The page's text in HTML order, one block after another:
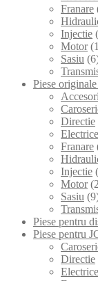
Franare
Injectie
Motor
Sasiu
Piese
Directie
Electrice
Franare
Injectie
Motor
Sasiu
Piese pentru
Piese pentru
Directie
Electrice